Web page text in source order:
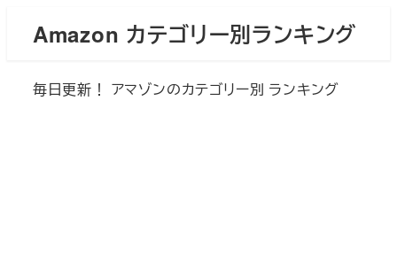
Amazon カテゴリー別ランキング
毎日更新！ アマゾンのカテゴリー別 ランキング